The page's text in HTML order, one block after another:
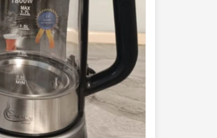
◼️ لوازم منزل
جارو
بخار شوی
چرخ خیاطی